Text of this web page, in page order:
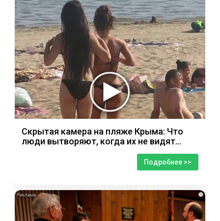
Скрытая камера на пляже Крыма: Что
люди вытворяют, когда их не видят...
Подробнее >>
i